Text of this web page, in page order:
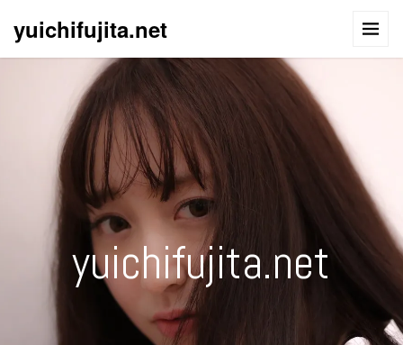
yuichifujita.net
yuichifujita.net